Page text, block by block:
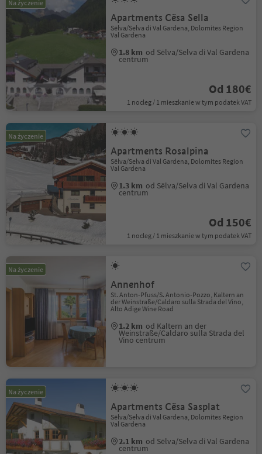
Na życzenie
Apartments Cësa Sella
Sëlva/Selva di Val Gardena, Dolomites Region
Val Gardena
1.8 km od Sëlva/Selva di Val Gardena
centrum
Od 180€
1 nocleg / 1 mieszkanie w tym podatek VAT
Na życzenie
Apartments Rosalpina
Sëlva/Selva di Val Gardena, Dolomites Region
Val Gardena
1.3 km od Sëlva/Selva di Val Gardena
centrum
Od 150€
1 nocleg / 1 mieszkanie w tym podatek VAT
Na życzenie
Annenhof
St. Anton-Pfuss/S. Antonio-Pozzo, Kaltern an
der Weinstraße/Caldaro sulla Strada del Vino,
Alto Adige Wine Road
1.2 km od Kaltern an der
Weinstraße/Caldaro sulla Strada del
Vino centrum
Na życzenie
Apartments Cësa Sasplat
Sëlva/Selva di Val Gardena, Dolomites Region
Val Gardena
2.1 km od Sëlva/Selva di Val Gardena
centrum